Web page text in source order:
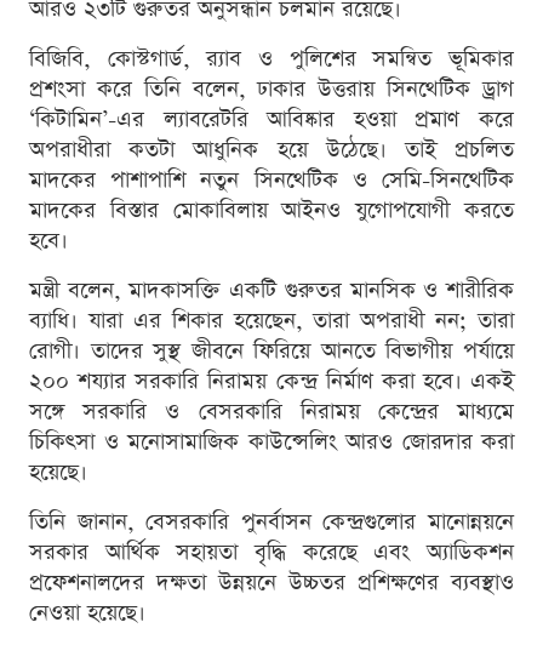
আরও ২৩টি গুরুতর অনুসন্ধান চলমান রয়েছে।
বিজিবি, কোস্টগার্ড, র‍্যাব ও পুলিশের সমন্বিত ভূমিকার
প্রশংসা করে তিনি বলেন, ঢাকার উত্তরায় সিনথেটিক ড্রাগ
‘কিটামিন’-এর ল্যাবরেটরি আবিষ্কার হওয়া প্রমাণ করে
অপরাধীরা কতটা আধুনিক হয়ে উঠেছে। তাই প্রচলিত
মাদকের পাশাপাশি নতুন সিনথেটিক ও সেমি-সিনথেটিক
মাদকের বিস্তার মোকাবিলায় আইনও যুগোপযোগী করতে
হবে।
মন্ত্রী বলেন, মাদকাসক্তি একটি গুরুতর মানসিক ও শারীরিক
ব্যাধি। যারা এর শিকার হয়েছেন, তারা অপরাধী নন; তারা
রোগী। তাদের সুস্থ জীবনে ফিরিয়ে আনতে বিভাগীয় পর্যায়ে
২০০ শয্যার সরকারি নিরাময় কেন্দ্র নির্মাণ করা হবে। একই
সঙ্গে সরকারি ও বেসরকারি নিরাময় কেন্দ্রের মাধ্যমে
চিকিৎসা ও মনোসামাজিক কাউন্সেলিং আরও জোরদার করা
হয়েছে।
তিনি জানান, বেসরকারি পুনর্বাসন কেন্দ্রগুলোর মানোন্নয়নে
সরকার আর্থিক সহায়তা বৃদ্ধি করেছে এবং অ্যাডিকশন
প্রফেশনালদের দক্ষতা উন্নয়নে উচ্চতর প্রশিক্ষণের ব্যবস্থাও
নেওয়া হয়েছে।